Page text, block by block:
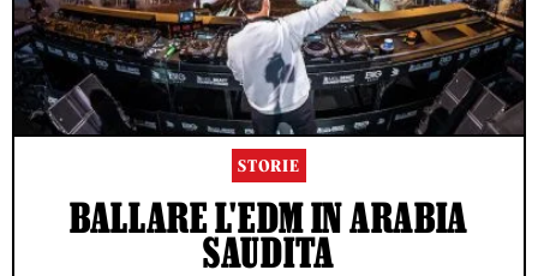
STORIE
BALLARE L'EDM IN ARABIA
SAUDITA